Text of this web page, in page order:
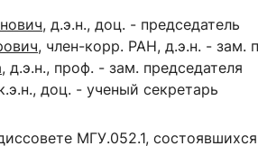
, д.э.н., доц. - председатель
, член-корр. РАН, д.э.н. - зам.
, д.э.н., проф. - зам. председателя
доц. - ученый секретарь
МГУ.052.1,